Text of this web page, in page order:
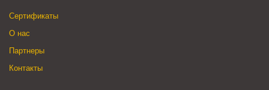
Сертификаты
О нас
Партнеры
Контакты